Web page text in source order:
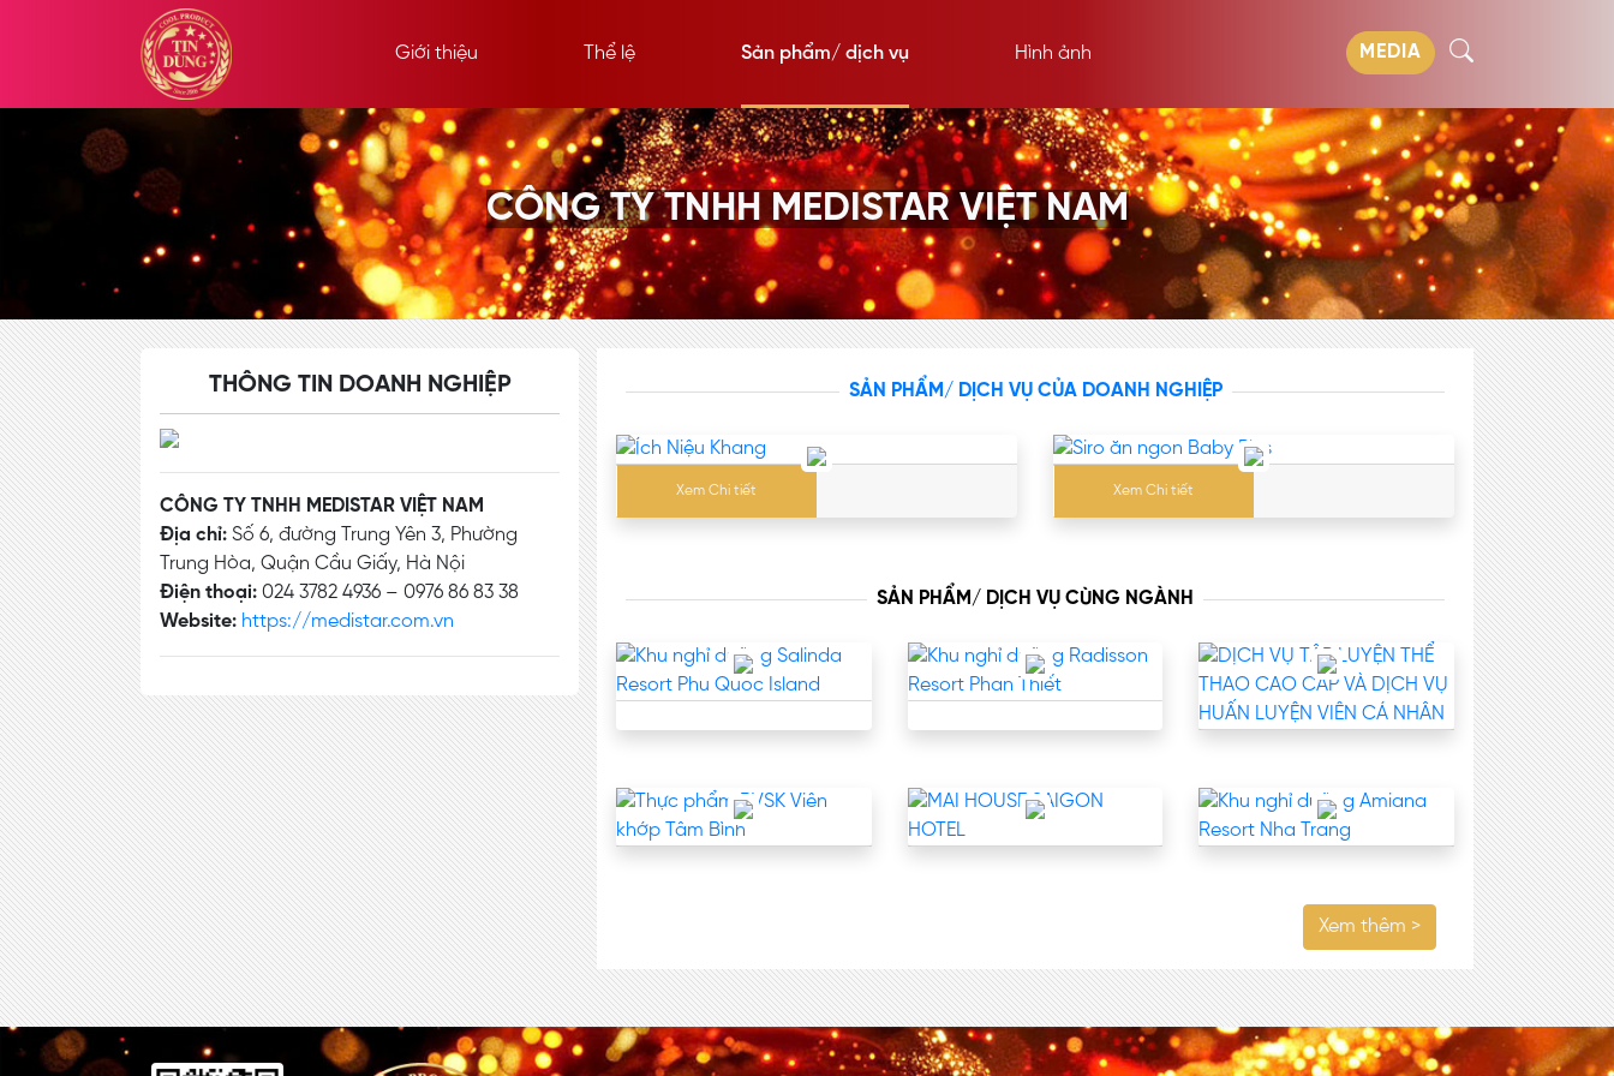
Giới thiệu Thể lệ Sản phẩm/ dịch vụ Hình ảnh MEDIA
CÔNG TY TNHH MEDISTAR VIỆT NAM
THÔNG TIN DOANH NGHIỆP
CÔNG TY TNHH MEDISTAR VIỆT NAM
Địa chỉ: Số 6, đường Trung Yên 3, Phường
Trung Hòa, Quận Cầu Giấy, Hà Nội
Điện thoại: 024 3782 4936 – 0976 86 83 38
Website: https://medistar.com.vn
SẢN PHẨM/ DỊCH VỤ CỦA DOANH NGHIỆP
Xem Chi tiết Xem Chi tiết
SẢN PHẨM/ DỊCH VỤ CÙNG NGÀNH
Xem thêm >